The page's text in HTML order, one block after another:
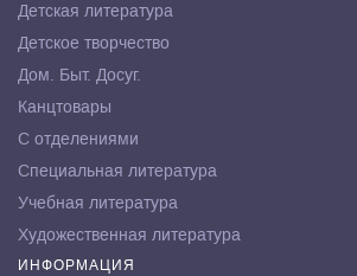
Детская литература
Детское творчество
Дом. Быт. Досуг.
Канцтовары
С отделениями
Специальная литература
Учебная литература
Художественная литература
ИНФОРМАЦИЯ